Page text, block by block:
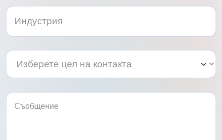
Изберете
цел
на
Изберете
цел
контакта